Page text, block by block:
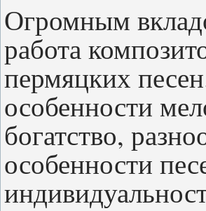
Огромным
работа
пермяцких
особенности
богатство,
особенности